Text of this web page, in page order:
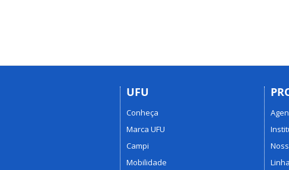
UFU
Conheça
Marca UFU
Campi
Mobilidade